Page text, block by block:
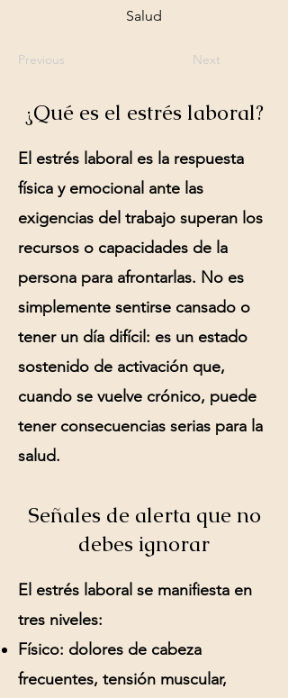
Salud
Previous Next
¿Qué es el estrés laboral?
El estrés laboral es la respuesta
física y emocional ante las
exigencias del trabajo superan los
recursos o capacidades de la
persona para afrontarlas. No es
simplemente sentirse cansado o
tener un día difícil: es un estado
sostenido de activación que,
cuando se vuelve crónico, puede
tener consecuencias serias para la
salud.
Señales de alerta que no
debes ignorar
El estrés laboral se manifiesta en
tres niveles:
Físico: dolores de cabeza
frecuentes, tensión muscular,